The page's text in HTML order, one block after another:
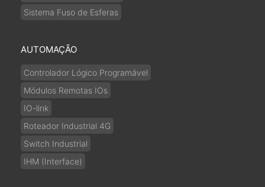
Sistema Fuso de Esferas
AUTOMAÇÃO
Controlador Lógico Programável
Módulos Remotas IOs
IO-link
Roteador Industrial 4G
Switch Industrial
IHM (Interface)